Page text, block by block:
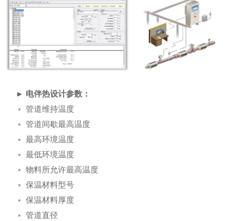
► 电伴热设计参数：
﹡ 管道维持温度
﹡ 管道间歇最高温度
﹡ 最高环境温度
﹡ 最低环境温度
﹡ 物料所允许最高温度
﹡ 保温材料型号
﹡ 保温材料厚度
﹡ 管道直径